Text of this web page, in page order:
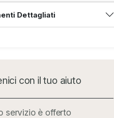
Dettagliati
con il tuo aiuto
servizio è offerto